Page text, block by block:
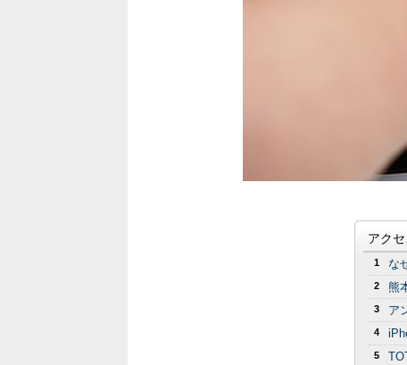
アク
1 な
2 熊
3 ア
4
5